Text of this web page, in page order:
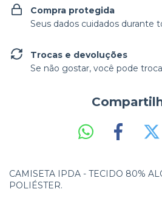
Compra protegida
Seus dados cuidados durante
Trocas e devoluções
Se não gostar, você pode
CAMISETA IPDA - TECIDO 80%
POLIÉSTER.